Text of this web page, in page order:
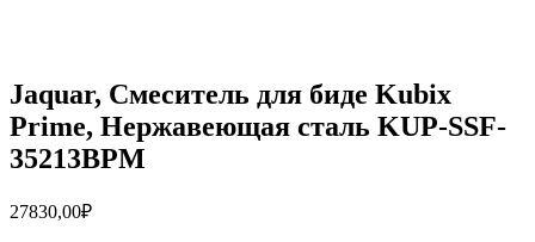
Jaquar, Смеситель для биде Kubix
Prime, Нержавеющая сталь KUP-SSF-
35213BPM
27830,00₽